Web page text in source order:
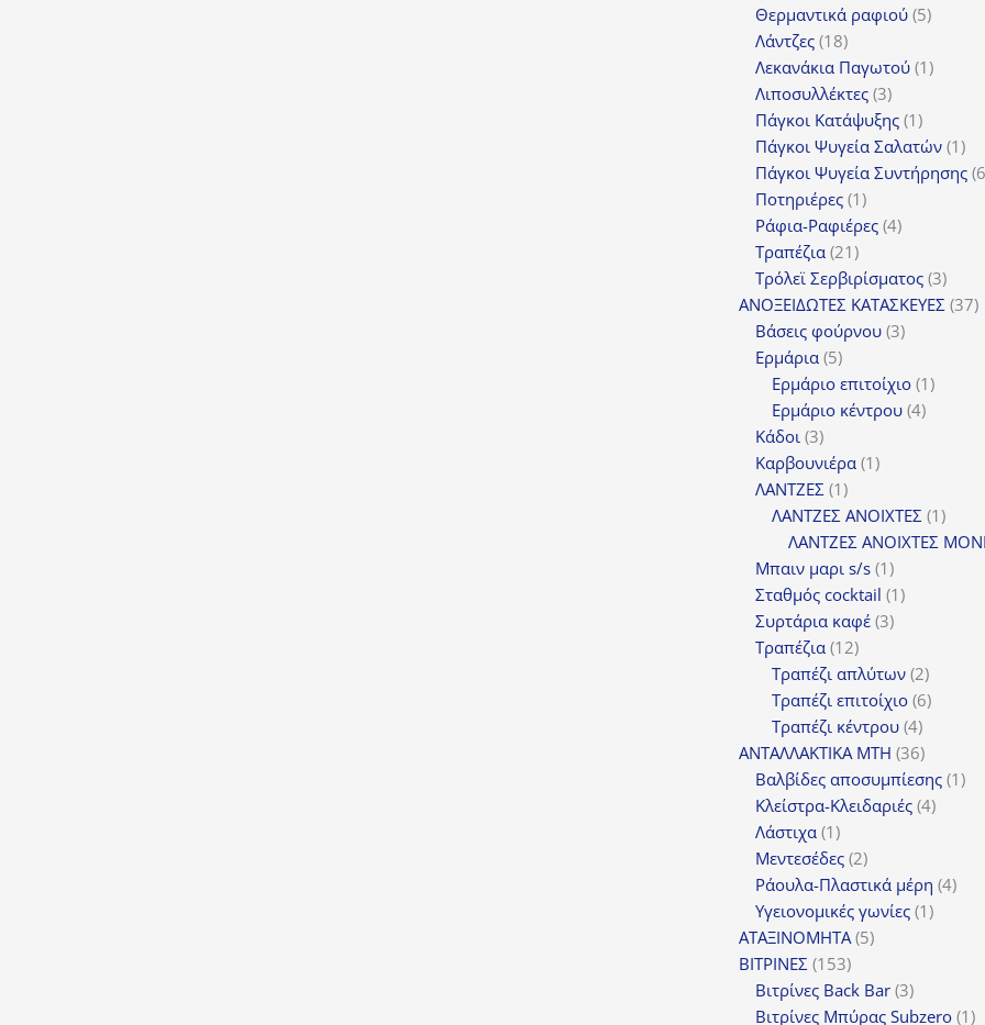
προϊόντα
Θερμαντικά ραφιού 55
Λάντζες 1818
προϊόντα
Λεκανάκια Παγωτού 11
Λιποσυλλέκτες 33
προϊόντα
Πάγκοι Κατάψυξης 11
προϊόν
Πάγκοι Ψυγεία Σαλατών 11
Πάγκοι Ψυγεία Συντήρησης 6
Ποτηριέρες 11
προϊόν
Ράφια-Ραφιέρες 44
Τραπέζια 2121
προϊόντα
Τρόλεϊ Σερβιρίσματος 33
ΑΝΟΞΕΙΔΩΤΕΣ ΚΑΤΑΣΚΕΥΕΣ 3737
Βάσεις φούρνου 33
Ερμάρια 55
προϊόντα
Ερμάριο επιτοίχιο 11
Ερμάριο κέντρου 44
Κάδοι 33
προϊόντα
Καρβουνιέρα 11
ΛΑΝΤΖΕΣ 11
προϊόν
ΛΑΝΤΖΕΣ ΑΝΟΙΧΤΕΣ 11
ΛΑΝΤΖΕΣ ΑΝΟΙΧΤΕΣ
Μπαιν μαρι s/s 11
προϊόν
Σταθμός cocktail 11
Συρτάρια καφέ 33
Τραπέζια 1212
προϊόντα
Τραπέζι απλύτων 22
προϊόντα
Τραπέζι επιτοίχιο 66
Τραπέζι κέντρου 44
προϊόντα
ΑΝΤΑΛΛΑΚΤΙΚΑ MTH 3636
προϊόντα
Βαλβίδες αποσυμπίεσης 11
Κλείστρα-Κλειδαριές 44
Λάστιχα 11
προϊόν
Μεντεσέδες 22
προϊόντα
Ράουλα-Πλαστικά μέρη 44
Υγειονομικές γωνίες 11
ΑΤΑΞΙΝΟΜΗΤΑ 55
ΒΙΤΡΙΝΕΣ 153153
προϊόντα
Βιτρίνες Back Bar 33
προϊόντα
Βιτρίνες Mπύρας Subzero 11